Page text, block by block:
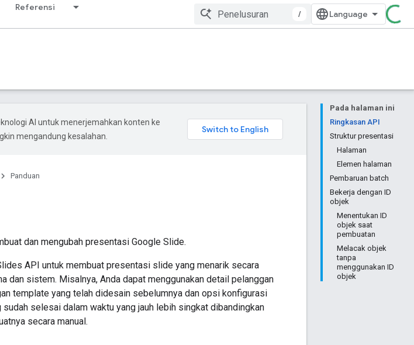
Referensi
/
Pada halaman ini
Ringkasan API
Struktur presentasi
Halaman
Elemen halaman
Pembaruan batch
Bekerja dengan ID
objek
Menentukan ID
objek saat
pembuatan
Melacak objek
tanpa
menggunakan ID
objek
AI untuk menerjemahkan konten ke
mengandung kesalahan.
Panduan
dan mengubah presentasi Google Slide.
API untuk membuat presentasi slide yang menarik secara
dan sistem. Misalnya, Anda dapat menggunakan detail pelanggan
template yang telah didesain sebelumnya dan opsi konfigurasi
selesai dalam waktu yang jauh lebih singkat dibandingkan
secara manual.